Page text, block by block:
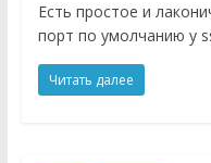
Есть простое и
порт по умолчанию у
Читать далее